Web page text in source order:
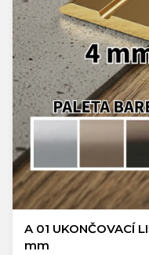
A 01 UKONČOVACÍ
mm